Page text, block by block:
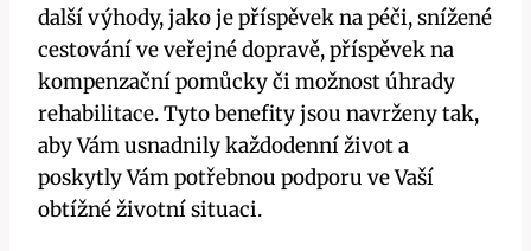
další výhody, jako je příspěvek na péči, snížené
cestování ve veřejné dopravě, příspěvek na
kompenzační pomůcky či možnost úhrady
rehabilitace. Tyto benefity jsou navrženy tak,
aby Vám usnadnily každodenní život a
poskytly Vám potřebnou podporu ve Vaší
obtížné životní situaci.